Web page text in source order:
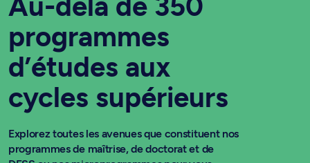
programmes
d’études aux
cycles supérieurs
Explorez toutes les avenues que constituent nos
programmes de maîtrise, de doctorat et de